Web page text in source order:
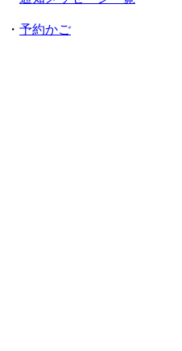
・ 予約かご